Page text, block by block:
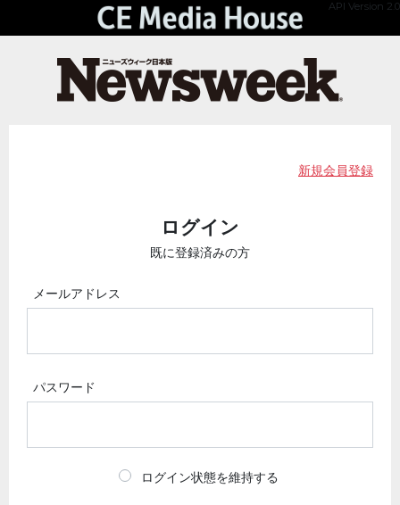
API Version 2.0
新規会員登録
ログイン
既に登録済みの方
メールアドレス
パスワード
ログイン状態を維持する